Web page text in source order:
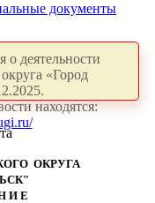
документы
о деятельности
«Город
находятся:
ОКРУГА
И Е